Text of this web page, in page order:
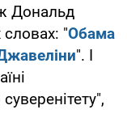
Дональд
"Обама
". І